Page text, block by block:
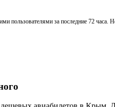
пользователями за последние 72 часа.